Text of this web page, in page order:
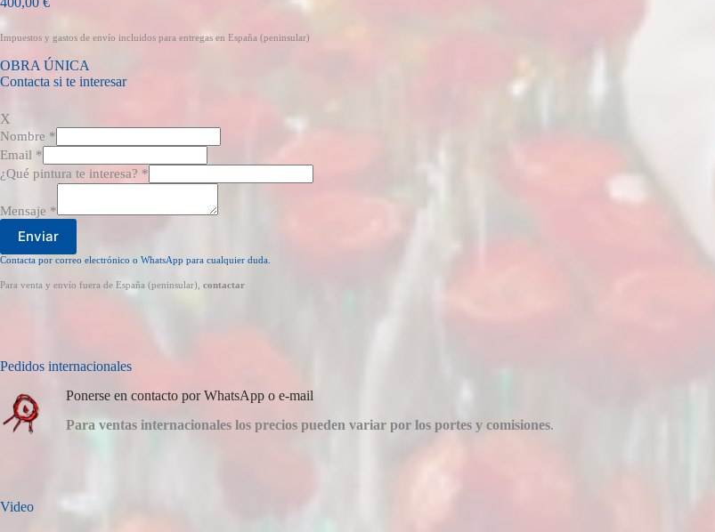
Impuestos y gastos de envío incluidos para entregas en España (peninsular)
OBRA ÚNICA
Contacta si te interesar
X
Nombre *
Email *
¿Qué pintura te interesa? *
Mensaje *
Enviar
Contacta por correo electrónico o WhatsApp para cualquier duda.
Para venta y envío fuera de España (peninsular), contactar
Pedidos internacionales
Ponerse en contacto por WhatsApp o e-mail
Para ventas internacionales los precios pueden variar por los portes y comisiones.
Video